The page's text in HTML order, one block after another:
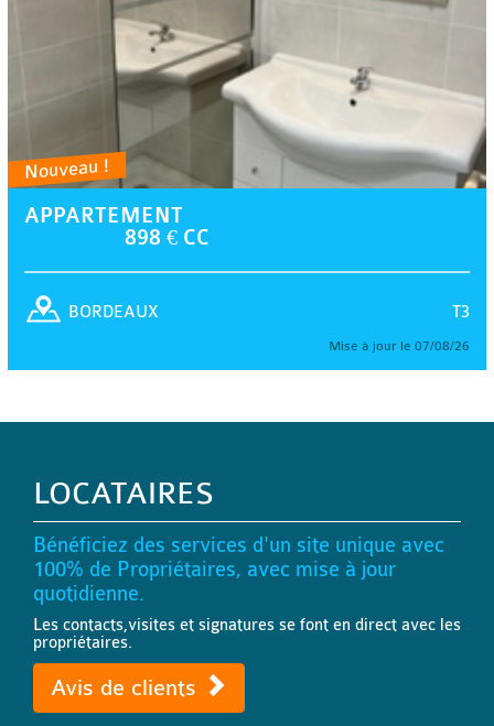
Nouveau !
APPARTEMENT
898 € CC
T3
BORDEAUX
Mise à jour le 07/08/26
LOCATAIRES
Bénéficiez des services d'un site unique avec
100% de Propriétaires, avec mise à jour
quotidienne.
Les contacts,visites et signatures se font en direct avec les
propriétaires.
Avis de clients